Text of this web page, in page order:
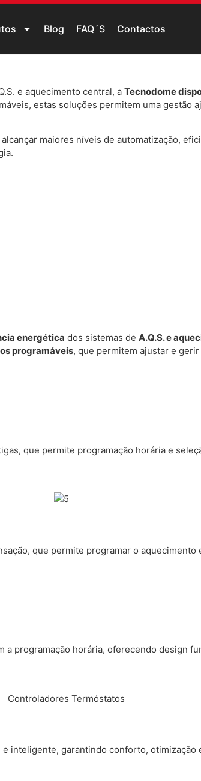
Blog FAQ´S Contactos
e aquecimento central, a Tecnodome
estas soluções permitem uma gestão
maiores níveis de automatização,
energética dos sistemas de A.Q.S. e
programáveis, que permitem ajustar e
que permite programação horária e
que permite programar o
programação horária, oferecendo design
inteligente, garantindo conforto,